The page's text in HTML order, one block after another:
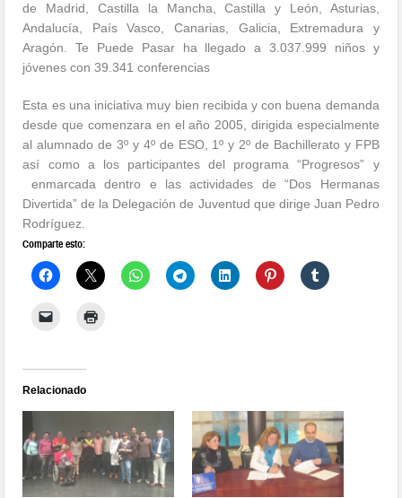
de Madrid, Castilla la Mancha, Castilla y León, Asturias,
Andalucía, País Vasco, Canarias, Galicia, Extremadura y
Aragón. Te Puede Pasar ha llegado a 3.037.999 niños y
jóvenes con 39.341 conferencias
Esta es una iniciativa muy bien recibida y con buena demanda
desde que comenzara en el año 2005, dirigida especialmente
al alumnado de 3º y 4º de ESO, 1º y 2º de Bachillerato y FPB
así como a los participantes del programa “Progresos” y
enmarcada dentro e las actividades de “Dos Hermanas
Divertida” de la Delegación de Juventud que dirige Juan Pedro
Rodríguez.
Comparte esto:
Relacionado